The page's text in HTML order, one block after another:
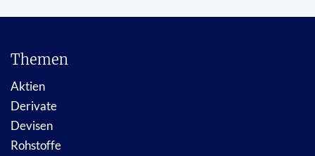
Themen
Aktien
Derivate
Devisen
Rohstoffe